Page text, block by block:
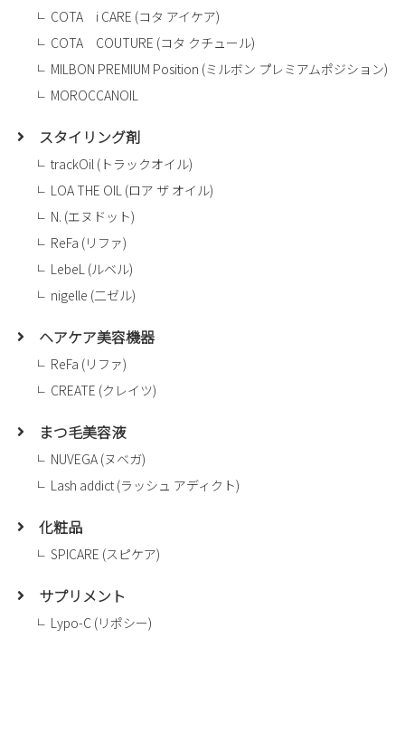
COTA i CARE (コタ アイケア)
COTA COUTURE (コタ クチュール)
MILBON PREMIUM Position (ミルボン プレミアムポジション)
MOROCCANOIL
スタイリング剤
trackOil (トラックオイル)
LOA THE OIL (ロア ザ オイル)
N. (エヌドット)
ReFa (リファ)
LebeL (ルベル)
nigelle (二ゼル)
ヘアケア美容機器
ReFa (リファ)
CREATE (クレイツ)
まつ毛美容液
NUVEGA (ヌベガ)
Lash addict (ラッシュ アディクト)
化粧品
SPICARE (スピケア)
サプリメント
Lypo-C (リポシー)